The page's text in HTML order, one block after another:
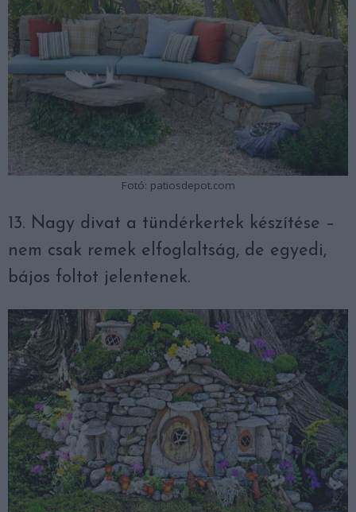
Fotó: patiosdepot.com
13. Nagy divat a tündérkertek készítése –
nem csak remek elfoglaltság, de egyedi,
bájos foltot jelentenek.